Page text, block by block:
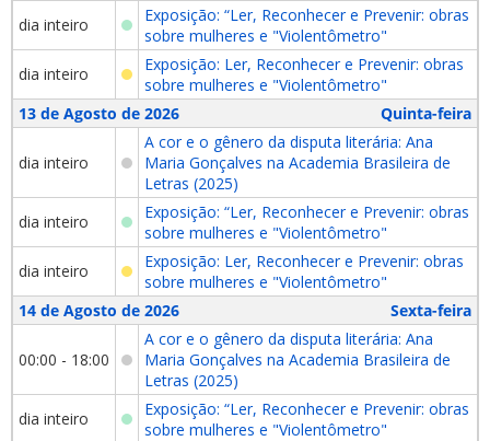
dia inteiro
Exposição: “Ler, Reconhecer e Prevenir: obras
sobre mulheres e "Violentômetro"
dia inteiro
Exposição: Ler, Reconhecer e Prevenir: obras
sobre mulheres e "Violentômetro"
13 de Agosto de 2026
Quinta-feira
dia inteiro
A cor e o gênero da disputa literária: Ana
Maria Gonçalves na Academia Brasileira de
Letras (2025)
dia inteiro
Exposição: “Ler, Reconhecer e Prevenir: obras
sobre mulheres e "Violentômetro"
dia inteiro
Exposição: Ler, Reconhecer e Prevenir: obras
sobre mulheres e "Violentômetro"
14 de Agosto de 2026
Sexta-feira
00:00 - 18:00
A cor e o gênero da disputa literária: Ana
Maria Gonçalves na Academia Brasileira de
Letras (2025)
dia inteiro
Exposição: “Ler, Reconhecer e Prevenir: obras
sobre mulheres e "Violentômetro"